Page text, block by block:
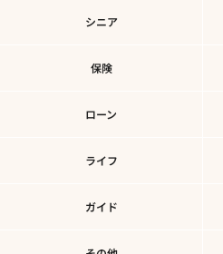
シニア
保険
ローン
ライフ
ガイド